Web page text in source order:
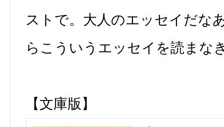
ストで。大人のエッセイだな
らこういうエッセイを読まな
【文庫版】